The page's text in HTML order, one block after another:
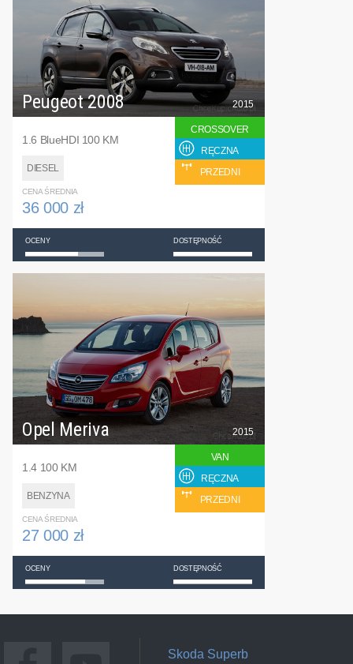
Peugeot 2008
1.6 BlueHDI 100 KM
DIESEL
2015
CROSSOVER
RĘCZNA
PRZEDNI
CENA ŚREDNIA
36 000 zł
OCENY DOSTĘPNOŚĆ
Opel Meriva
1.4 100 KM
BENZYNA
2015
VAN
RĘCZNA
PRZEDNI
CENA ŚREDNIA
27 000 zł
OCENY DOSTĘPNOŚĆ
Skoda Superb